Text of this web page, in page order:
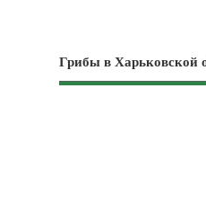
Грибы в Харьковской